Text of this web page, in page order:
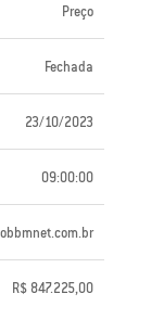
Preço
Fechada
23/10/2023
09:00:00
R$ 847.225,00